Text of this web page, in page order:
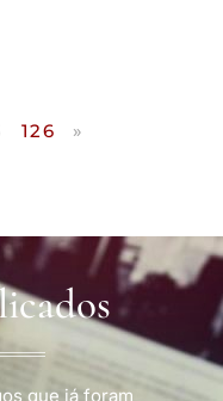
126 »
que já foram